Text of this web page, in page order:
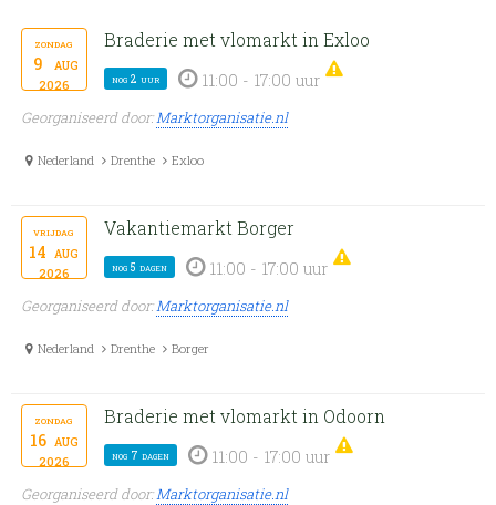
zondag
9 aug
2026
Braderie met vlomarkt in Exloo
nog 2 uur 11:00 - 17:00 uur
Georganiseerd door:Marktorganisatie.nl
Nederland Drenthe Exloo
vrijdag
14 aug
2026
Vakantiemarkt Borger
nog 5 dagen 11:00 - 17:00 uur
Georganiseerd door:Marktorganisatie.nl
Nederland Drenthe Borger
zondag
16 aug
2026
Braderie met vlomarkt in Odoorn
nog 7 dagen 11:00 - 17:00 uur
Georganiseerd door:Marktorganisatie.nl